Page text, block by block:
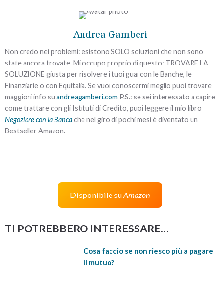
Andrea Gamberi
Non credo nei problemi: esistono SOLO soluzioni che non sono
state ancora trovate. Mi occupo proprio di questo: TROVARE LA
SOLUZIONE giusta per risolvere i tuoi guai con le Banche, le
Finanziarie o con Equitalia. Se vuoi conoscermi meglio puoi trovare
maggiori info su andreagamberi.com P.S.: se sei interessato a capire
come trattare con gli Istituti di Credito, puoi leggere il mio libro
Negoziare con la Bancache nel giro di pochi mesi è diventato un
Bestseller Amazon.
Disponibile suAmazon
TI POTREBBERO INTERESSARE…
Cosa faccio se non riesco più a pagare
il mutuo?